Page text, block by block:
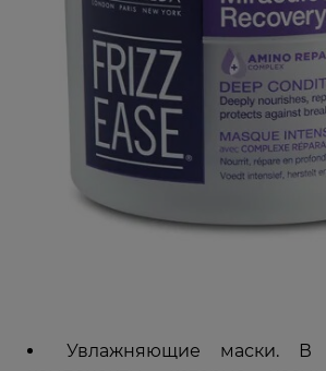
Увлажняющие маски. В